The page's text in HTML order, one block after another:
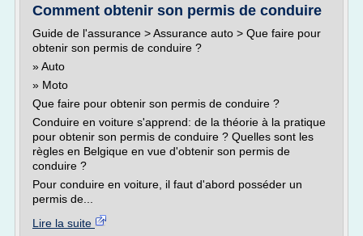
Comment obtenir son permis de conduire
Guide de l'assurance > Assurance auto > Que faire pour
obtenir son permis de conduire ?
» Auto
» Moto
Que faire pour obtenir son permis de conduire ?
Conduire en voiture s'apprend: de la théorie à la pratique
pour obtenir son permis de conduire ? Quelles sont les
règles en Belgique en vue d'obtenir son permis de
conduire ?
Pour conduire en voiture, il faut d'abord posséder un
permis de...
Lire la suite